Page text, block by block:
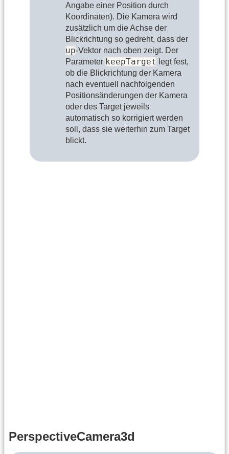
Angabe einer Position durch
Koordinaten). Die Kamera wird
zusätzlich um die Achse der
Blickrichtung so gedreht, dass der
up-Vektor nach oben zeigt. Der
Parameter keepTarget legt fest,
ob die Blickrichtung der Kamera
nach eventuell nachfolgenden
Positionsänderungen der Kamera
oder des Target jeweils
automatisch so korrigiert werden
soll, dass sie weiterhin zum Target
blickt.
PerspectiveCamera3d